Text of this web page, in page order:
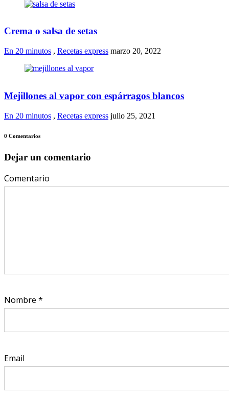
Crema o salsa de setas
En 20 minutos , Recetas express marzo 20, 2022
Mejillones al vapor con espárragos blancos
En 20 minutos , Recetas express julio 25, 2021
0 Comentarios
Dejar un comentario
Comentario
Nombre *
Email